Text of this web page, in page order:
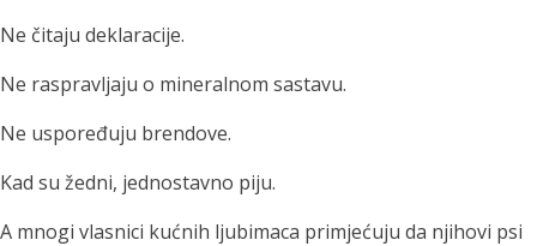
Ne čitaju deklaracije.
Ne raspravljaju o mineralnom sastavu.
Ne uspoređuju brendove.
Kad su žedni, jednostavno piju.
A mnogi vlasnici kućnih ljubimaca primjećuju da njihovi psi